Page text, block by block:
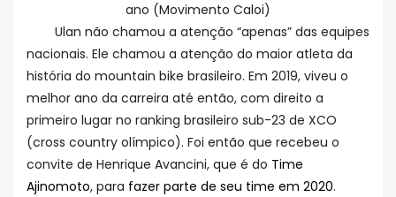
ano (Movimento Caloi)
Ulan não chamou a atenção “apenas” das equipes
nacionais. Ele chamou a atenção do maior atleta da
história do mountain bike brasileiro. Em 2019, viveu o
melhor ano da carreira até então, com direito a
primeiro lugar no ranking brasileiro sub-23 de XCO
(cross country olímpico). Foi então que recebeu o
convite de Henrique Avancini, que é do Time
Ajinomoto, para fazer parte de seu time em 2020.